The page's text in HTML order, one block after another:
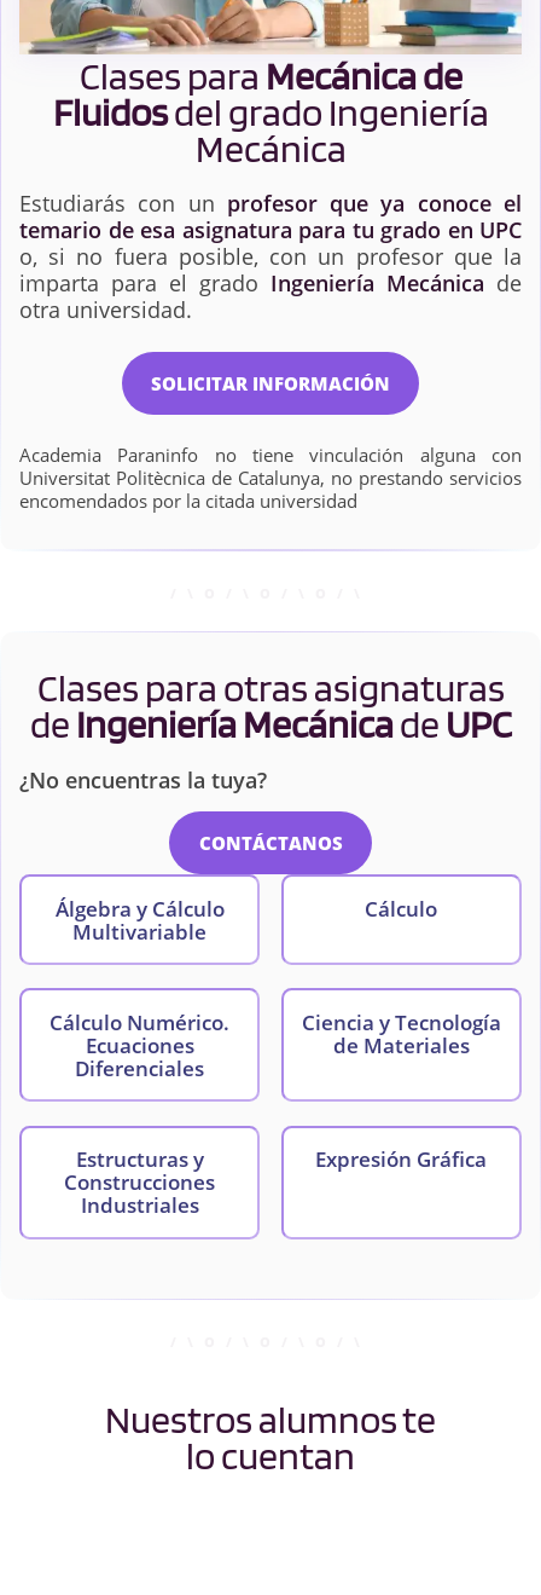
Clases para Mecánica de
Fluidosdel grado Ingeniería
Mecánica
Estudiarás con un profesor que ya conoce el
temario de esa asignatura para tu grado en UPC
o, si no fuera posible, con un profesor que la
imparta para el grado Ingeniería Mecánica de
otra universidad.
SOLICITAR INFORMACIÓN
Academia Paraninfo no tiene vinculación alguna con
Universitat Politècnica de Catalunya, no prestando servicios
encomendados por la citada universidad
Clases para otras asignaturas
de Ingeniería Mecánicade UPC
¿No encuentras la tuya?
CONTÁCTANOS
Álgebra y Cálculo
Multivariable
Cálculo
Cálculo Numérico.
Ecuaciones
Diferenciales
Ciencia y Tecnología
de Materiales
Estructuras y
Construcciones
Industriales
Expresión Gráfica
Física I: Fundamentos
Física II: Fundamentos
Ingeniería de Fluidos Ingeniería Térmica
Nuestros alumnos te
lo cuentan